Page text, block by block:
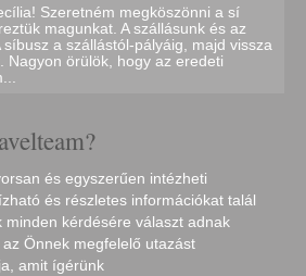
Szeretném megköszönni a sí
magunkat. A szállásunk és az
síbusz a szállástól-pályáig, majd vissza
Nagyon örülök, hogy az eredeti
és egyszerűen intézheti
és részletes információkat talál
minden kérdésére választ adnak
Önnek megfelelő utazást
amit ígérünk